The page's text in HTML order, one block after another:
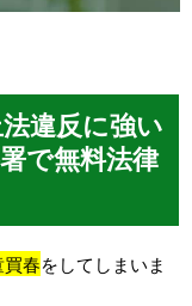
違反に強い
で無料法律
買春をしてしまいま